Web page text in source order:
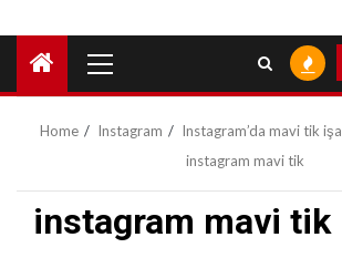
Menu
Home Instagram
Instagram’da mavi tik
instagram mavi tik
instagram mavi tik